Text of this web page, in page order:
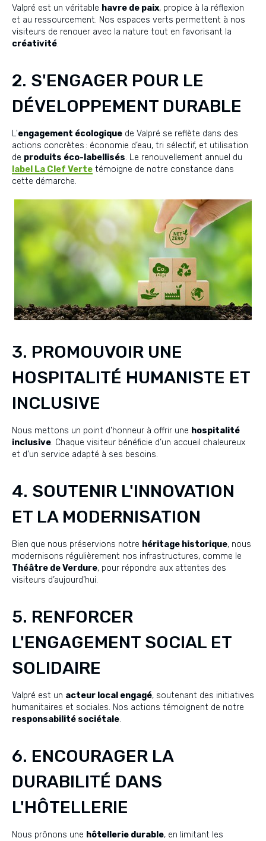
Valpré est un véritable havre de paix, propice à la réflexion
et au ressourcement. Nos espaces verts permettent à nos
visiteurs de renouer avec la nature tout en favorisant la
créativité.
2. S'ENGAGER POUR LE
DÉVELOPPEMENT DURABLE
L'engagement écologique de Valpré se reflète dans des
actions concrètes : économie d’eau, tri sélectif, et utilisation
de produits éco-labellisés. Le renouvellement annuel du
label La Clef Verte témoigne de notre constance dans
cette démarche.
3. PROMOUVOIR UNE
HOSPITALITÉ HUMANISTE ET
INCLUSIVE
Nous mettons un point d'honneur à offrir une hospitalité
inclusive. Chaque visiteur bénéficie d’un accueil chaleureux
et d’un service adapté à ses besoins.
4. SOUTENIR L'INNOVATION
ET LA MODERNISATION
Bien que nous préservions notre héritage historique, nous
modernisons régulièrement nos infrastructures, comme le
Théâtre de Verdure, pour répondre aux attentes des
visiteurs d’aujourd’hui.
5. RENFORCER
L'ENGAGEMENT SOCIAL ET
SOLIDAIRE
Valpré est un acteur local engagé, soutenant des initiatives
humanitaires et sociales. Nos actions témoignent de notre
responsabilité sociétale.
6. ENCOURAGER LA
DURABILITÉ DANS
L'HÔTELLERIE
Nous prônons une hôtellerie durable, en limitant les